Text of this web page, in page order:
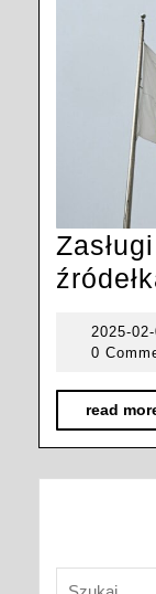
2025-
0
read